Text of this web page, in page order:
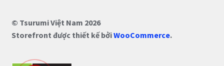
© Tsurumi Việt Nam 2026
Storefront được thiết kế bởiWooCommerce.